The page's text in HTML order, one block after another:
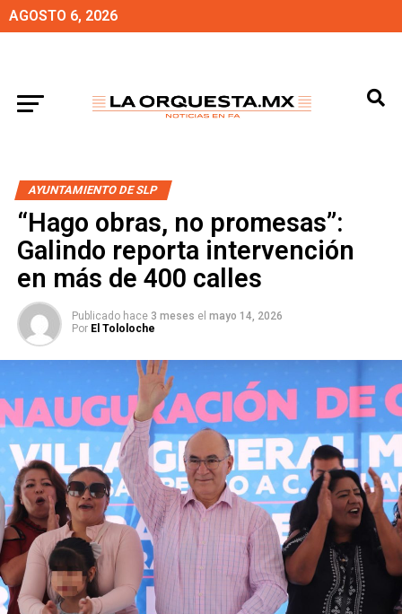
AGOSTO 6, 2026
AYUNTAMIENTO DE SLP
“Hago obras, no promesas”:
Galindo reporta intervención
en más de 400 calles
Publicado hace 3 meses el mayo 14, 2026
Por El Tololoche